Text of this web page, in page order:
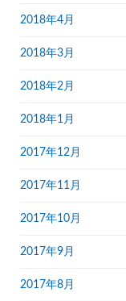
2018年4月
2018年3月
2018年2月
2018年1月
2017年12月
2017年11月
2017年10月
2017年9月
2017年8月